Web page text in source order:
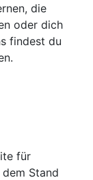
die
oder dich
findest du
für
Stand